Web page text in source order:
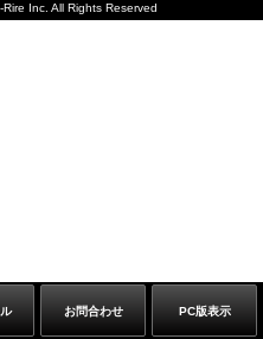
お問合わせ PC版表示
Inc. All Rights Reserved